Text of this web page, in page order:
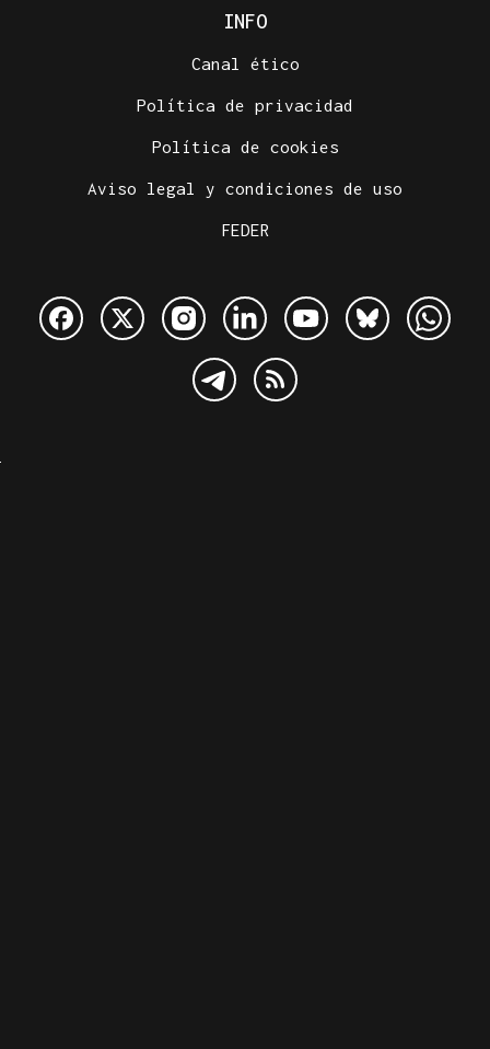
INFO
Canal ético
Política de privacidad
Política de cookies
Aviso legal y condiciones de uso
FEDER